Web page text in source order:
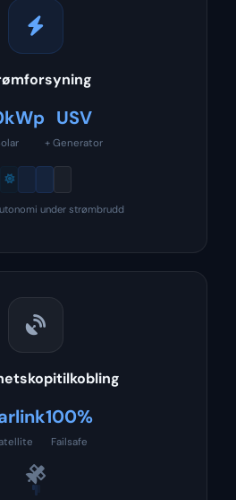
USV
+ Generator
under strømbrudd
100%
Failsafe